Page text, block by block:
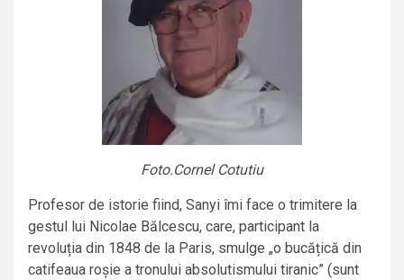
Foto.Cornel Cotutiu
Profesor de istorie fiind, Sanyi îmi face o trimitere la
gestul lui Nicolae Bălcescu, care, participant la
revoluția din 1848 de la Paris, smulge „o bucățică din
catifeaua roșie a tronului absolutismului tiranic” (sunt